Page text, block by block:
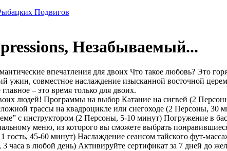
Подвигов
Незабываемый...
впечатления для двоих Что такое любовь? Это
ужин, совместное наслаждение изысканной восточной
– это время только для двоих.
людей! Программы на выбор Катание на сигвей (2
трассы на квадроцикле или снегоходе (2 Персоны, 30
с инструктором (2 Персоны, 5-10 минут) Погружение в
меню, из которого вы сможете выбрать
гость, 45-60 минут) Наслаждение сеансом тайского фут-
часа в любой день) Активируйте сертификат за 7 дней до